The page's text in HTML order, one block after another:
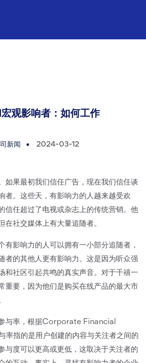
观影响者：如何工作
新闻 2024-03-12
如果最初我们信任广告，现在我们信任谈
者。这些天，有影响力的人越来越受欢
信任超过了电视或杂志上的传统营销。他
在社交媒体上有大量追随者。
有影响力的人可以拥有一小部分追随者，
者的其他人更有影响力。这是因为听众强
和社区引起共鸣的真实声音。对于千禧一
重要，因为他们是购买在线产品的最大市
与率，根据Corporate Financial
率指的是用户创建的内容与关注者之间的
与度可以更高或更低，这取决于关注者的